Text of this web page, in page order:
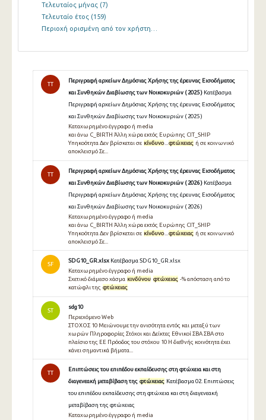
Τελευταίος μήνας (7)
Τελευταίο έτος (159)
Περιοχή ορισμένη από τον χρήστη…
TT
Περιγραφή αρχείων Δημόσιας Χρήσης της έρευνας Εισοδήματος
και Συνθηκών Διαβίωσης των Νοικοκυριών ( 2025 ) Κατέβασμα
Περιγραφή αρχείων Δημόσιας Χρήσης της έρευνας Εισοδήματος
και Συνθηκών Διαβίωσης των Νοικοκυριών ( 2025 )
Καταχωρημένο έγγραφο ή media
και άνω C_BIRTH Άλλη χώρα εκτός Ευρώπης CIT_SHIP
Υπηκοότητα Δεν βρίσκεται σε κίνδυνο...φτώχειας ή σε κοινωνικό
αποκλεισμό Σε...
TT
Περιγραφή αρχείων Δημόσιας Χρήσης της έρευνας Εισοδήματος
και Συνθηκών Διαβίωσης των Νοικοκυριών ( 2026 ) Κατέβασμα
Περιγραφή αρχείων Δημόσιας Χρήσης της έρευνας Εισοδήματος
και Συνθηκών Διαβίωσης των Νοικοκυριών ( 2026 )
Καταχωρημένο έγγραφο ή media
και άνω C_BIRTH Άλλη χώρα εκτός Ευρώπης CIT_SHIP
Υπηκοότητα Δεν βρίσκεται σε κίνδυνο... φτώχειας ή σε κοινωνικό
αποκλεισμό Σε...
SF
SDG10_GR.xlsx Κατέβασμα SDG10_GR.xlsx
Καταχωρημένο έγγραφο ή media
Σχετικό διάμεσο χάσμα κινδύνου φτώχειας -% απόσταση από το
κατώφλι της φτώχειας
ST
sdg10
Περιεχόμενο Web
ΣΤΟΧΟΣ 10 Μειώνουμε την ανισότητα εντός και μεταξύ των
χωρών Πληροφορίες Στόχοι και Δείκτες Εθνικοί ΣΒΑ ΣΒΑ στο
πλαίσιο της ΕΕ Πρόοδος του στόχου 10 Η διεθνής κοινότητα έχει
κάνει σημαντικά βήματα...
TT
Επιπτώσεις του επιπέδου εκπαίδευσης στη φτώχεια και στη
διαγενεακή μεταβίβαση της φτώχειας Κατέβασμα 02. Επιπτώσεις
του επιπέδου εκπαίδευσης στη φτώχεια και στη διαγενεακή
μεταβίβαση της φτώχειας
Καταχωρημένο έγγραφο ή media